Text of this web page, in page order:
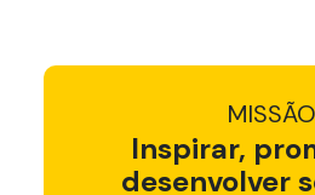
MISSÃO
Inspirar,
desenvolver